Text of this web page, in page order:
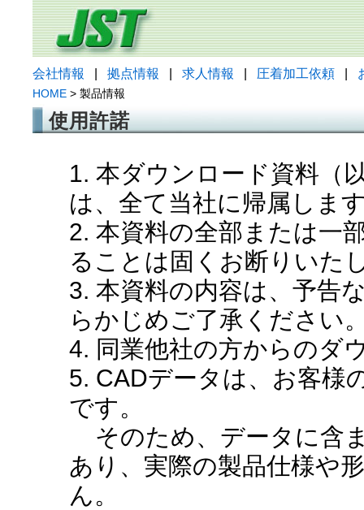
会社情報 拠点情報 求人情報 圧着加工依頼
HOME > 製品情報
使用許諾
1. 本ダウンロード資料（
は、全て当社に帰属しま
2. 本資料の全部または一
ることは固くお断りいた
3. 本資料の内容は、予告
らかじめご了承ください
4. 同業他社の方からのダ
5. CADデータは、お客様
です。
そのため、データに含
あり、実際の製品仕様や
ん。